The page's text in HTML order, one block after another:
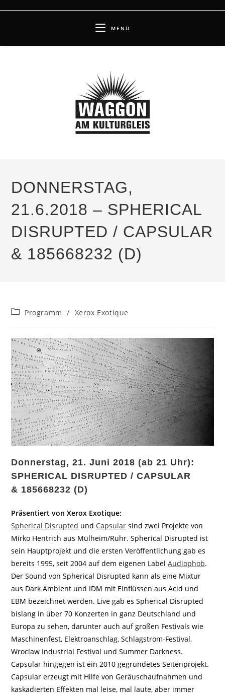
MENÜ
DONNERSTAG,
21.6.2018 – SPHERICAL
DISRUPTED / CAPSULAR
& 185668232 (D)
Beitrags-
Programm / Xerox Exotique
Donnerstag, 21. Juni 2018 (ab 21 Uhr):
SPHERICAL DISRUPTED / CAPSULAR
& 185668232 (D)
Präsentiert von Xerox Exotique:
Spherical Disrupted und Capsular sind zwei Projekte von
Mirko Hentrich aus Mülheim/Ruhr. Spherical Disrupted ist
sein Hauptprojekt und die ersten Veröffentlichung gab es
bereits 1995, seit 2004 auf dem eigenen LabelAudiophob.
Der Sound von Spherical Disrupted kann als eine Mixtur
aus Dark Ambient und IDM mit Einflüssen aus Acid und
EBM bezeichnet werden. Live gab es Spherical Disrupted
bislang in über 70 Konzerten in ganz Deutschland und
Europa zu sehen, darunter auch auf großen Festivals wie
Maschinenfest, Elektroanschlag, Schlagstrom-Festival,
Wroclaw Industrial Festival und Summer Darkness.
Capsular hingegen ist ein 2010 gegründetes Seitenprojekt.
Capsular erzeugt mit Hilfe von Geräuschaufnahmen und
kaskadierten Effekten mal leise, mal laute, aber immer